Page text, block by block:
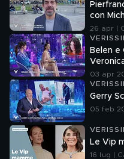
con
26 apr |
Belen e
03 apr
Gerry
05 feb
Le Vip
16 lug |